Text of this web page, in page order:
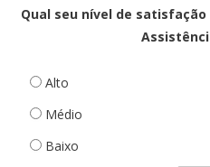
Qual seu nível de
Alto
Médio
Baixo